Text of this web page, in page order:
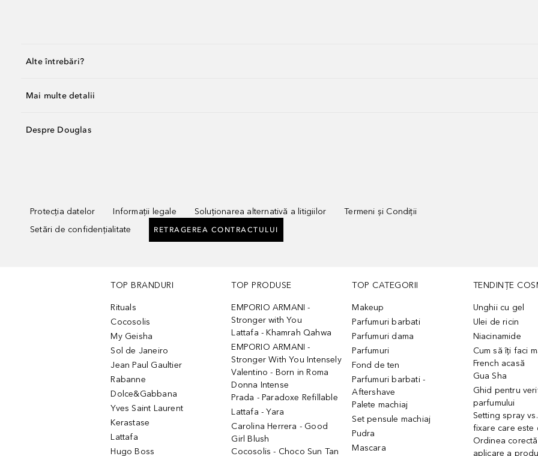
Alte întrebări?
Mai multe detalii
Despre Douglas
Protecția datelor Informații legale Soluționarea alternativă a litigiilor
Termeni și Condiții
Setări de confidențialitate
RETRAGEREA CONTRACTULUI
TOP BRANDURI
Rituals
Cocosolis
My Geisha
Sol de Janeiro
Jean Paul Gaultier
Rabanne
Dolce&Gabbana
Yves Saint Laurent
Kerastase
Lattafa
Hugo Boss
TOP PRODUSE
EMPORIO ARMANI -
Stronger with You
Lattafa - Khamrah Qahwa
EMPORIO ARMANI -
Stronger With You Intensely
Valentino - Born in Roma
Donna Intense
Prada - Paradoxe Refillable
Lattafa - Yara
Carolina Herrera - Good
Girl Blush
Cocosolis - Choco Sun Tan
TOP CATEGORII
Makeup
Parfumuri barbati
Parfumuri dama
Parfumuri
Fond de ten
Parfumuri barbati -
Aftershave
Palete machiaj
Set pensule machiaj
Pudra
Mascara
TENDINȚE
Unghii cu gel
Ulei de ricin
Niacinamide
Cum să îți faci
French acasă
Gua Sha
Ghid pentru
parfumului
Setting spray
fixare care este
Ordinea
aplicare a